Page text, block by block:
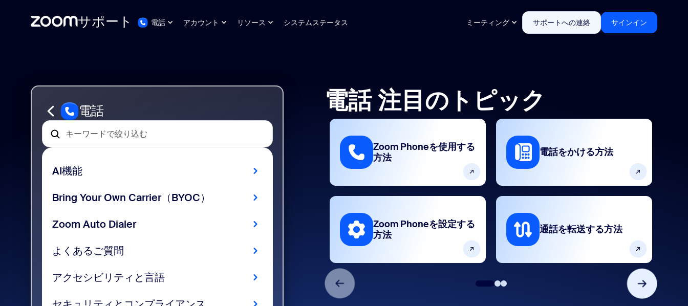
サポート 電話 アカウント リソース システムステータス ミーティング サポートへの連絡 サインイン
電話
AI機能
Bring Your Own Carrier（BYOC）
Zoom Auto Dialer
よくあるご質問
アクセシビリティと言語
電話 注目のトピック
Zoom Phoneを使用する
方法
Zoom Phoneを設定する
方法
電話をかける方法
通話を転送する方法